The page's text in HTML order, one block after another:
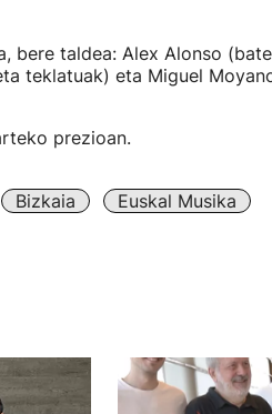
bere taldea: Alex Alonso
teklatuak) eta Miguel
prezioan.
Bizkaia
Euskal Musika